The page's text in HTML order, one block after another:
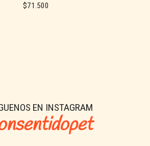
$71.500
EN INSTAGRAM